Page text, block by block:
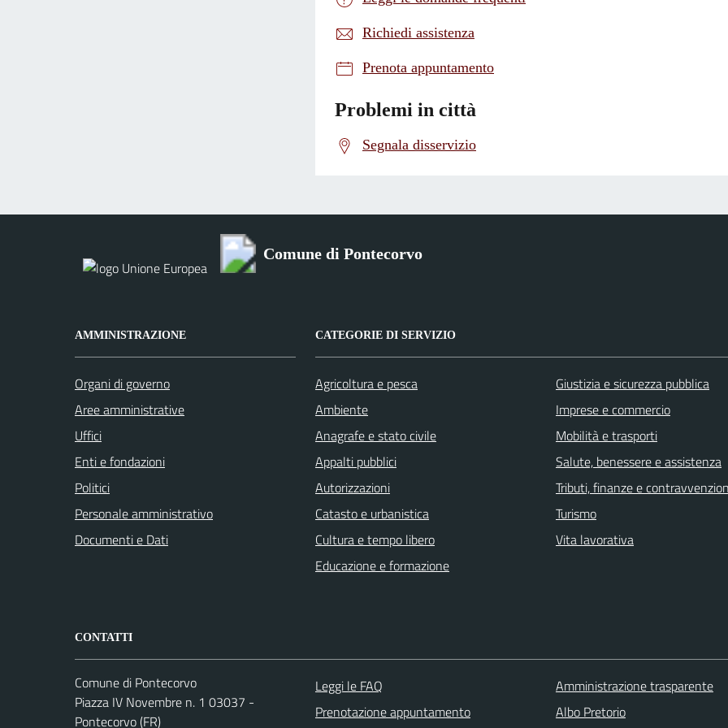
Richiedi assistenza
Prenota appuntamento
Problemi in città
Segnala disservizio
Comune di Pontecorvo
AMMINISTRAZIONE
Organi di governo
Aree amministrative
Uffici
Enti e fondazioni
Politici
Personale amministrativo
Documenti e Dati
CATEGORIE DI SERVIZIO
Agricoltura e pesca
Ambiente
Anagrafe e stato civile
Appalti pubblici
Autorizzazioni
Catasto e urbanistica
Cultura e tempo libero
Educazione e formazione
Giustizia e sicurezza pubblica
Imprese e commercio
Mobilità e trasporti
Salute, benessere e assistenza
Tributi, finanze e
Turismo
Vita lavorativa
CONTATTI
Comune di Pontecorvo
Piazza IV Novembre n. 1 03037 -
Pontecorvo (FR)
Leggi le FAQ
Prenotazione appuntamento
Amministrazione trasparente
Albo Pretorio